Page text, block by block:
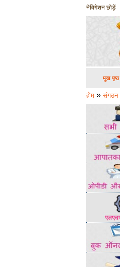
नेविगेशन छोड़ें
मुख पृष्ठ
होम»संगठन